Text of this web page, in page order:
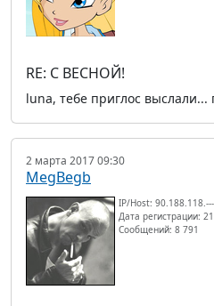
RE: С ВЕСНОЙ!
luna, тебе приглос выслали...
2 марта 2017 09:30
MegBegb
IP/Host: 90.188.118.---
Дата регистрации:
Сообщений: 8 791